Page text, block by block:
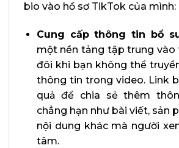
bio vào hồ sơ TikTok của mình:
Cung cấp thông tin bổ
một nền tảng tập trung vào
đôi khi bạn không thể
thông tin trong video. Link
quả để chia sẻ thêm
chẳng hạn như bài viết, sản
nội dung khác mà người
tâm.